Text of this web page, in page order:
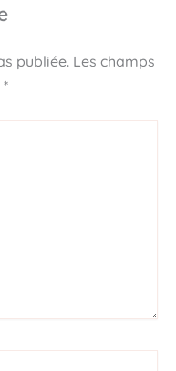
publiée. Les champs
*